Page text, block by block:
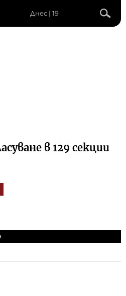
Днес | 19
в 129 секции